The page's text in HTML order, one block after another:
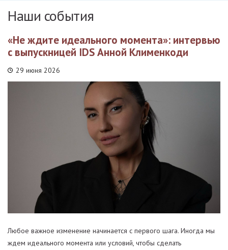
Наши события
«Не ждите идеального момента»: интервью
с выпускницей IDS Анной Клименкоди
29 июня 2026
Любое важное изменение начинается с первого шага. Иногда мы
ждем идеального момента или условий, чтобы сделать